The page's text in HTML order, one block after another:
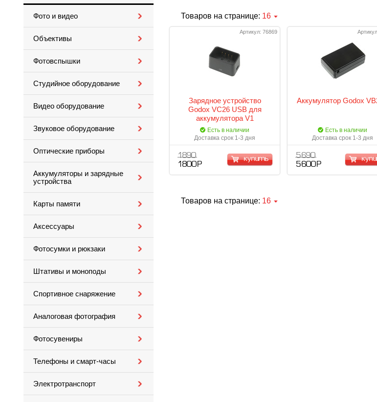
Фото и видео
Объективы
Фотовспышки
Студийное оборудование
Видео оборудование
Звуковое оборудование
Оптические приборы
Аккумуляторы и зарядные
устройства
Карты памяти
Аксессуары
Фотосумки и рюкзаки
Штативы и моноподы
Спортивное снаряжение
Аналоговая фотография
Фотосувениры
Телефоны и смарт-часы
Электротранспорт
Товаров на странице: 16
Артикул: 76869
Зарядное устройство
Godox VC26 USB для
аккумулятора V1
Есть в наличии
Доставка срок 1-3 дня
1 890
1 800 Р
купить
Аккумулятор Godox
Есть в наличии
Доставка срок 1-3 дня
5 690
5 600 Р
Товаров на странице: 16